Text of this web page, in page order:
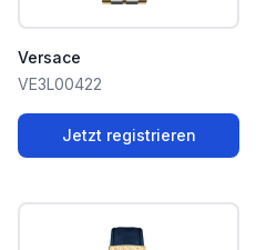
Versace
VE3L00422
Jetzt registrieren